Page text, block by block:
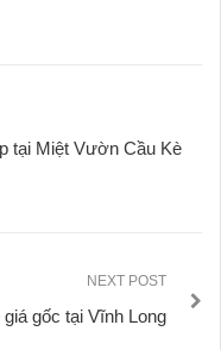
tại Miệt Vườn Cầu Kè
NEXT POST
gốc tại Vĩnh Long